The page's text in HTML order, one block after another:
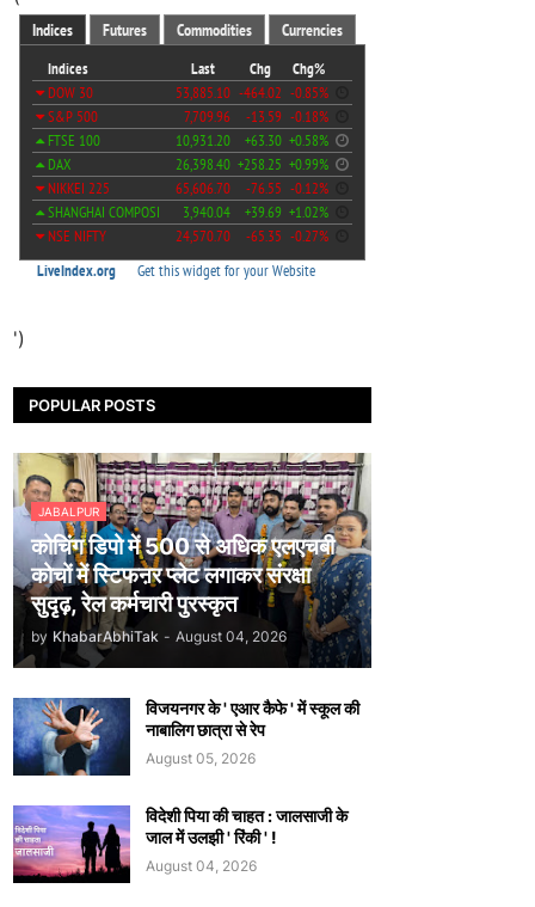
')
POPULAR POSTS
JABALPUR
कोचिंग डिपो में 500 से अधिक एलएचबी
कोचों में स्टिफऩर प्लेट लगाकर संरक्षा
सुदृढ़, रेल कर्मचारी पुरस्कृत
by KhabarAbhiTak - August 04, 2026
विजयनगर के ' एआर कैफे ' में स्कूल की
नाबालिग छात्रा से रेप
August 05, 2026
विदेशी पिया की चाहत : जालसाजी के
जाल में उलझी ' रिंकी ' !
August 04, 2026